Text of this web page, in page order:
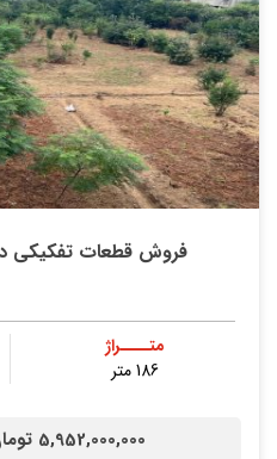
فروش قطعات تفکیکی
متــــراژ
186 متر
5,952,000,000 تومان /